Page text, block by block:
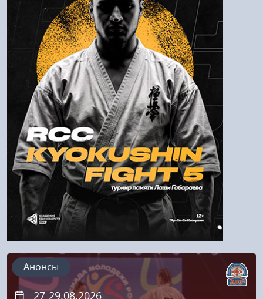
Пароль
Войти
Напомнить пароль
Регистрация
27-29.08.2026
Анонсы